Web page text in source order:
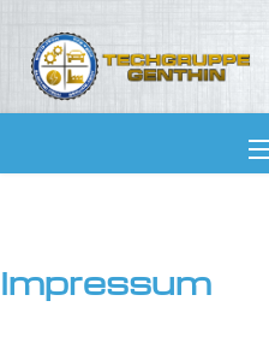
Impressum